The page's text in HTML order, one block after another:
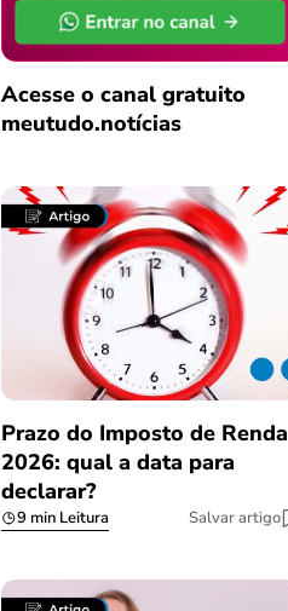
Acesse o canal gratuito
meutudo.notícias
Prazo do Imposto de Renda
2026: qual a data para
declarar?
9 min Leitura Salvar artigo